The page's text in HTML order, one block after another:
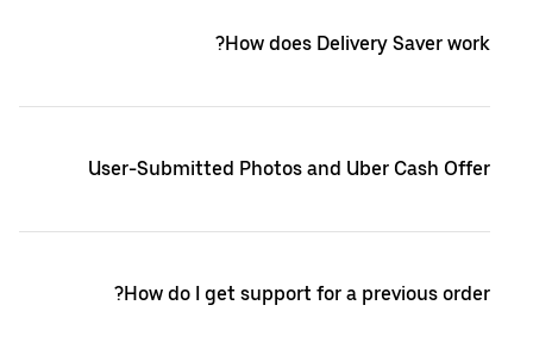
How does Delivery Saver work?
User-Submitted Photos and Uber Cash Offer
How do I get support for a previous order?